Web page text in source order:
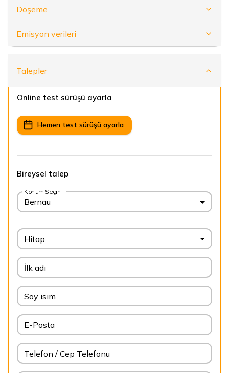
Döşeme
Emisyon verileri
Talepler
Online test sürüşü ayarla
Hemen test sürüşü ayarla
Bireysel talep
Konum Seçin
Bernau
Hitap
İlk adı
Soy isim
E-Posta
Telefon / Cep Telefonu